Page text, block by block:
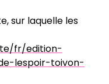
sur laquelle les
fr/edition-
lespoir-toivon-